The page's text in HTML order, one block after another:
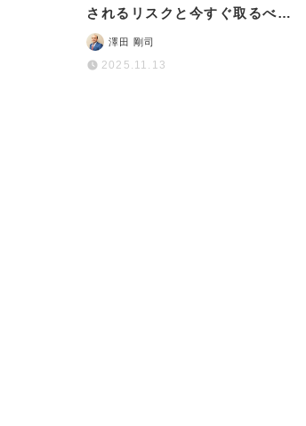
されるリスクと今すぐ取るべき
対処法などを詳しく解説
澤田 剛司
2025.11.13